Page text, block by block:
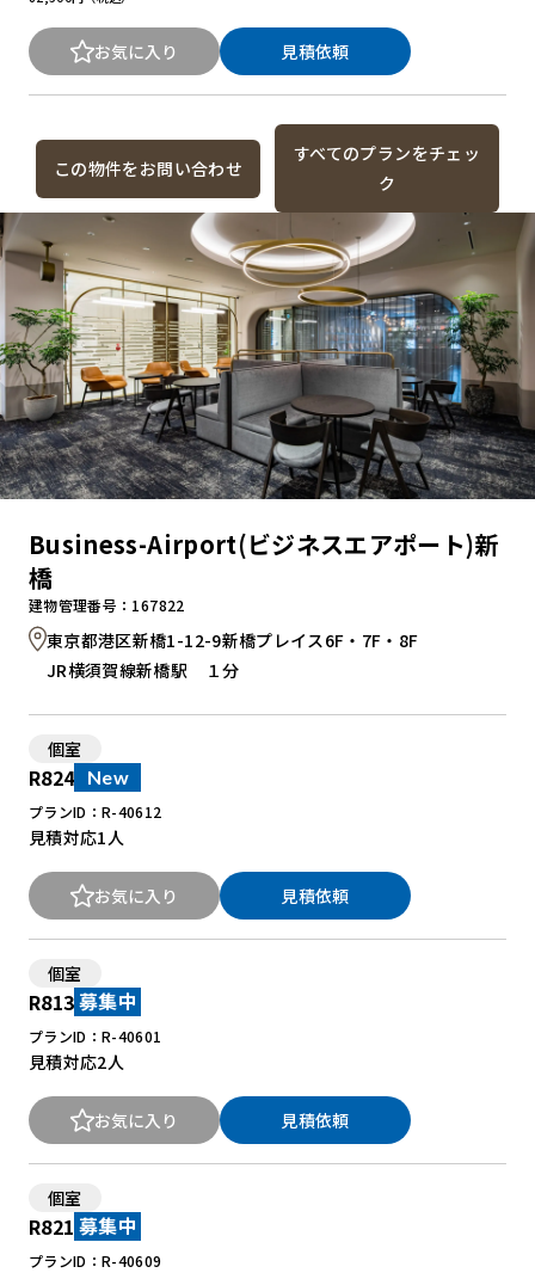
お気に入り 見積依頼
この物件をお問い合わせ
すべてのプランをチェッ
ク
Business-Airport(ビジネスエアポート)新
橋
建物管理番号：167822
東京都港区新橋1-12-9新橋プレイス6F・7F・8F
JR横須賀線新橋駅 １分
個室
R824 New
プランID：R-40612
見積対応1人
お気に入り 見積依頼
個室
R813 募集中
プランID：R-40601
見積対応2人
お気に入り 見積依頼
個室
R821 募集中
プランID：R-40609